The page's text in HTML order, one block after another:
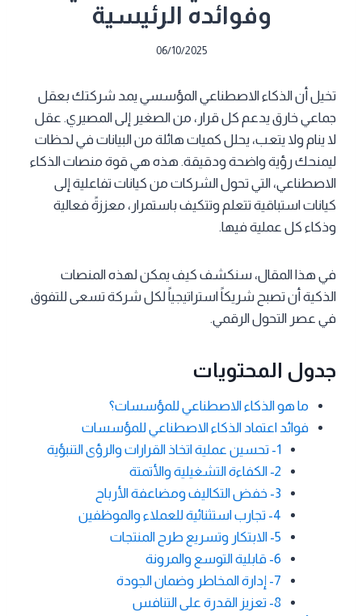
وفوائده الرئيسية
06/10/2025
تخيل أن الذكاء الاصطناعي المؤسسي يمد شركتك بعقل
جماعي خارق يدعم كل قرار، من الصغير إلى المصيري. عقل
لا ينام ولا يتعب، يحلل كميات هائلة من البيانات في لحظات
ليمنحك رؤية واضحة ودقيقة. هذه هي قوة منصات الذكاء
الاصطناعي، التي تحول الشركات من كيانات تفاعلية إلى
كيانات استباقية تتعلم وتتكيف باستمرار، معززةً فعالية
وذكاء كل عملية فيها.
في هذا المقال، سنكشف كيف يمكن لهذه المنصات
الذكية أن تصبح شريكاً استراتيجياً لكل شركة تسعى للتفوق
في عصر التحول الرقمي.
جدول المحتويات
ما هو الذكاء الاصطناعي للمؤسسات؟
فوائد اعتماد الذكاء الاصطناعي للمؤسسات
1- تحسين عملية اتخاذ القرارات والرؤى التنبؤية
2- الكفاءة التشغيلية والأتمتة
3- خفض التكاليف ومضاعفة الأرباح
4- تجارب استثنائية للعملاء والموظفين
5- الابتكار وتسريع طرح المنتجات
6- قابلية التوسع والمرونة
7- إدارة المخاطر وضمان الجودة
8- تعزيز القدرة على التنافس